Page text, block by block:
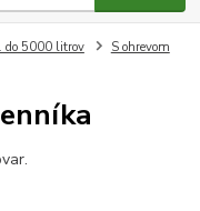
do 5000 litrov
S ohrevom